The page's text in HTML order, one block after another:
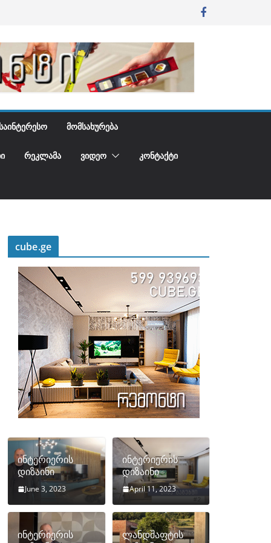
ᲡᲐᲘᲜᲢᲔᲠᲔᲡᲝ ᲛᲝᲛᲡᲐᲮᲣᲠᲔᲑᲐ
ᲠᲔᲙᲚᲐᲛᲐ ᲕᲘᲓᲔᲝ ᲙᲝᲜᲢᲐᲥᲢᲘ
cube.ge
ინტერიერის
დიზაინი
June 3, 2023
ინტერიერის
დიზაინი
April 11, 2023
ინტერიერის
ლანდშაფტის